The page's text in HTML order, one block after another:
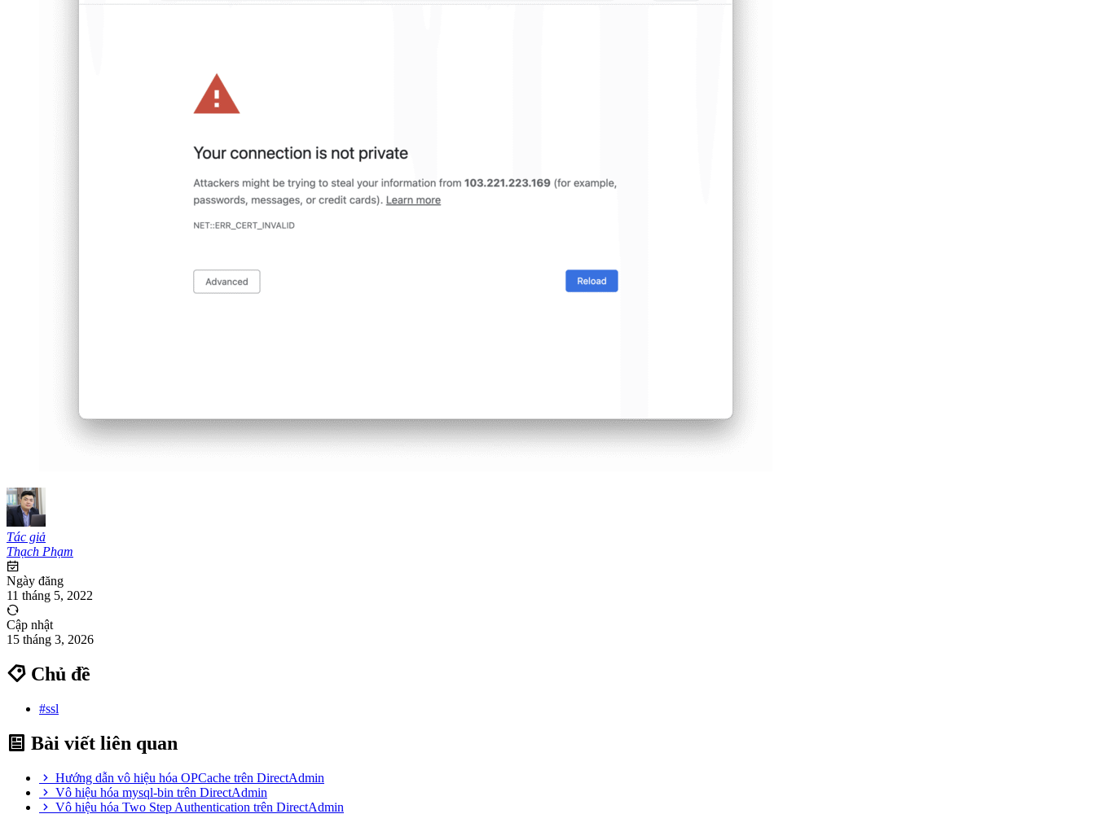
Tác giả
Thạch Phạm
Ngày đăng
11 tháng 5, 2022
Cập nhật
15 tháng 3, 2026
Chủ đề
#ssl
Bài viết liên quan
Hướng dẫn vô hiệu hóa OPCache trên DirectAdmin
Vô hiệu hóa mysql-bin trên DirectAdmin
Vô hiệu hóa Two Step Authentication trên DirectAdmin